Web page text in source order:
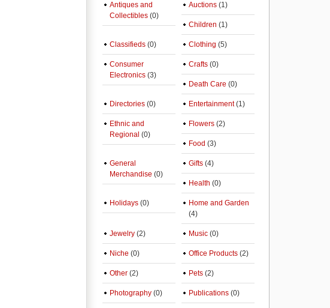
Antiques and
Collectibles (0)
Auctions (1)
Children (1)
Classifieds (0) Clothing (5)
Consumer
Electronics (3)
Crafts (0)
Death Care (0)
Directories (0) Entertainment(1)
Ethnic and
Regional (0)
Flowers (2)
Food (3)
General
Merchandise (0)
Gifts (4)
Health (0)
Holidays (0)
Home and Garden
(4)
Jewelry (2) Music (0)
Niche (0) Office Products (2)
Other (2) Pets (2)
Photography (0) Publications (0)